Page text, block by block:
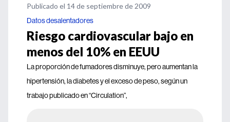
Publicado el 14 de septiembre de 2009
Datos desalentadores
Riesgo cardiovascular bajo en
menos del 10% en EEUU
La proporción de fumadores disminuye, pero aumentan la
hipertensión, la diabetes y el exceso de peso, según un
trabajo publicado en “Circulation”,